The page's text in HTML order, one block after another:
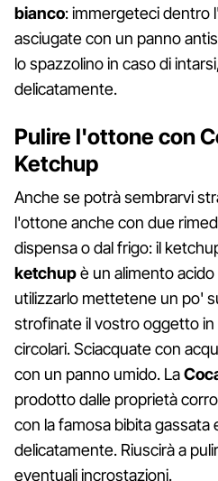
bianco: immergeteci dentro
asciugate con un panno
lo spazzolino in caso di
delicatamente.
Pulire l'ottone con
Ketchup
Anche se potrà sembrarvi
l'ottone anche con due
dispensa o dal frigo: il
ketchupè un alimento
utilizzarlo mettetene un po'
strofinate il vostro oggetto
circolari. Sciacquate con
con un panno umido. La
prodotto dalle proprietà
con la famosa bibita
delicatamente. Riuscirà a
eventuali incrostazioni.